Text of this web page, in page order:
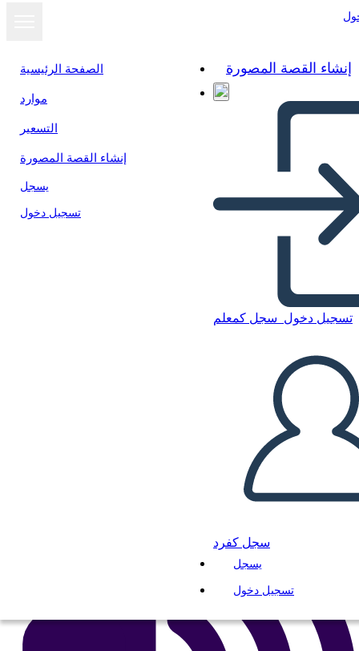
الصفحة الرئيسية
موارد
التسعير
إنشاء القصة المصورة
يسجل
تسجيل دخول
إنشاء القصة المصورة
تسجيل دخول سجل كمعلم
سجل كفرد
يسجل
تسجيل دخول